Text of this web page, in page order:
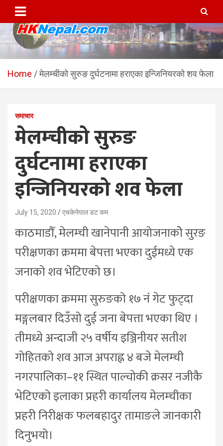
content
HKNepal.com – हङकङबाट
सञ्चालित पहिलो नेपाली अनलाईन
hknepal, hknepal.com, hk nepal, hk nepal com
Home मेलम्चीको सुरुङ दुर्घटनामा हराएका इन्जिनियरको शव फेला
समाचार
मेलम्चीको सुरुङ
दुर्घटनामा हराएका
इन्जिनियरको शव फेला
July 15, 2020 एचकेनेपाल डट कम
काठमाडौँ, मेलम्ची खानेपानी आयोजनाकोे सुरङ
परीक्षणका क्रममा बेपत्ता भएका दुईमध्ये एक
जनाको शव भेटिएको छ।
परीक्षणका क्रममा सुरुङको १७ नं गेट फुट्दा
मङ्गलबार दिउँसो दुई जना बेपत्ता भएका थिए ।
तीमध्ये अन्दाजी २५ वर्षीय इञ्जिनीयर सतीश
गोहितको शव आज अपराह्न ४ बजे मेलम्ची
नगरपालिका–११ स्थित पाल्चोकी क्रसर नजीकै
भेटिएको इलाका प्रहरी कार्यालय मेलम्चीका
प्रहरी निरीक्षक फलबहादुर तामाङले जानकारी
दिनुभयो।